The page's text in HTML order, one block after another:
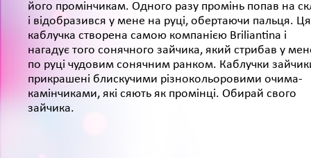
його промінчикам. Одного разу промінь попав на
і відобразився у мене на руці, обертаючи пальця. Ця
каблучка створена самою компанією Briliantina і
нагадує того сонячного зайчика, який стрибав у
по руці чудовим сонячним ранком. Каблучки
прикрашені блискучими різнокольоровими очима-
камінчиками, які сяють як промінці. Обирай свого
зайчика.